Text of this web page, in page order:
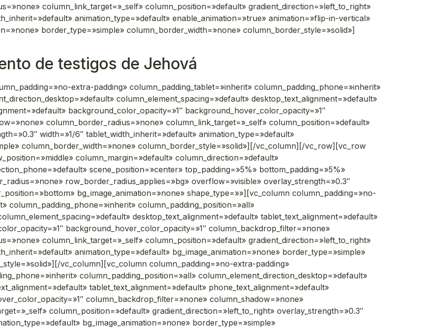
column_link_target=»_self» column_position=»default» gradient_direction=»left_to_right»
animation_type=»default» enable_animation=»true» animation=»flip-in-vertical»
border_type=»simple» column_border_width=»none» column_border_style=»solid»]
de testigos de Jehová
extra-padding» column_padding_tablet=»inherit» column_padding_phone=»inherit»
column_element_spacing=»default» desktop_text_alignment=»default»
background_color_opacity=»1″ background_hover_color_opacity=»1″
column_border_radius=»none» column_link_target=»_self» column_position=»default»
width=»1/6″ tablet_width_inherit=»default» animation_type=»default»
column_border_width=»none» column_border_style=»solid»][/vc_column][/vc_row][vc_row
column_margin=»default» column_direction=»default»
scene_position=»center» top_padding=»5%» bottom_padding=»5%»
row_border_radius_applies=»bg» overflow=»visible» overlay_strength=»0.3″
bg_image_animation=»none» shape_type=»»][vc_column column_padding=»no-
column_padding_phone=»inherit» column_padding_position=»all»
desktop_text_alignment=»default» tablet_text_alignment=»default»
background_hover_color_opacity=»1″ column_backdrop_filter=»none»
column_link_target=»_self» column_position=»default» gradient_direction=»left_to_right»
animation_type=»default» bg_image_animation=»none» border_type=»simple»
vc_column][vc_column column_padding=»no-extra-padding»
column_padding_position=»all» column_element_direction_desktop=»default»
tablet_text_alignment=»default» phone_text_alignment=»default»
column_backdrop_filter=»none» column_shadow=»none»
column_position=»default» gradient_direction=»left_to_right» overlay_strength=»0.3″
bg_image_animation=»none» border_type=»simple»